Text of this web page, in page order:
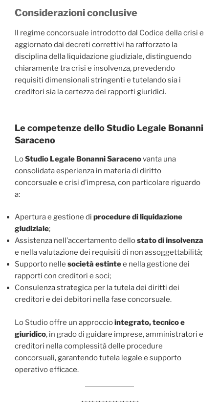
Considerazioni conclusive
Il regime concorsuale introdotto dal Codice della crisi e
aggiornato dai decreti correttivi ha rafforzato la
disciplina della liquidazione giudiziale, distinguendo
chiaramente tra crisi e insolvenza, prevedendo
requisiti dimensionali stringenti e tutelando sia i
creditori sia la certezza dei rapporti giuridici.
Le competenze dello Studio Legale Bonanni
Saraceno
LoStudio Legale Bonanni Saracenovanta una
consolidata esperienza in materia di diritto
concorsuale e crisi d’impresa, con particolare riguardo
a:
Apertura e gestione di procedure di liquidazione
giudiziale;
Assistenza nell’accertamento dellostato di insolvenza
e nella valutazione dei requisiti di non assoggettabilità;
Supporto nelle società estintee nella gestione dei
rapporti con creditori e soci;
Consulenza strategica per la tutela dei diritti dei
creditori e dei debitori nella fase concorsuale.
Lo Studio offre un approcciointegrato, tecnico e
giuridico, in grado di guidare imprese, amministratori e
creditori nella complessità delle procedure
concorsuali, garantendo tutela legale e supporto
operativo efficace.